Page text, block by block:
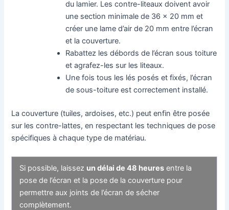
du lamier. Les contre-liteaux doivent avoir
une section minimale de 36 x 20 mm et
créer une lame d’air de 20 mm entre l’écran
et la couverture.
Rabattez les débords de l’écran sous toiture
et agrafez-les sur les liteaux.
Une fois tous les lés posés et fixés, l’écran
de sous-toiture est correctement installé.
La couverture (tuiles, ardoises, etc.) peut enfin être posée
sur les contre-lattes, en respectant les techniques de pose
spécifiques à chaque type de matériau.
Si possible, laissez un délai de 48 heures entre la
pose de l’écran et la pose de la couverture pour
permettre aux joints de l’écran de sécher
complètement.